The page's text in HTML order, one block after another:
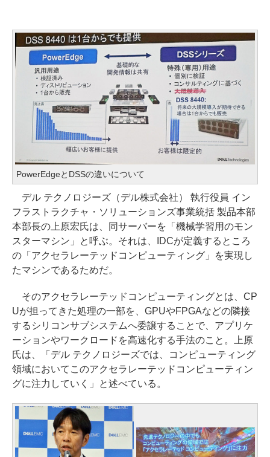
PowerEdgeとDSSの違いについて
デル テクノロジーズ（デル株式会社） 執行役員 イン
フラストラクチャ・ソリューションズ事業統括 製品本部
本部長の上原宏氏は、同サーバーを「機械学習用のモン
スターマシン」と呼ぶ。それは、IDCが定義するところ
の「アクセラレーテッドコンピューティング」を実現し
たマシンであるためだ。
そのアクセラレーテッドコンピューティングとは、CP
Uが担ってきた処理の一部を、GPUやFPGAなどの隣接
するシリコンサブシステムへ委譲することで、アプリケ
ーションやワークロードを高速化する手法のこと。上原
氏は、「デル テクノロジーズでは、コンピューティング
領域においてこのアクセラレーテッドコンピューティン
グに注力していく」と述べている。